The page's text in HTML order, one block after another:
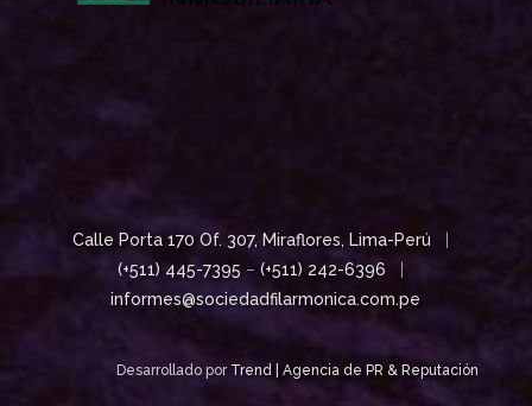
Calle Porta 170 Of. 307, Miraflores, Lima-Perú
(+511) 445-7395 –(+511) 242-6396
informes@sociedadfilarmonica.com.pe
Desarrollado por Trend | Agencia de PR & Reputación